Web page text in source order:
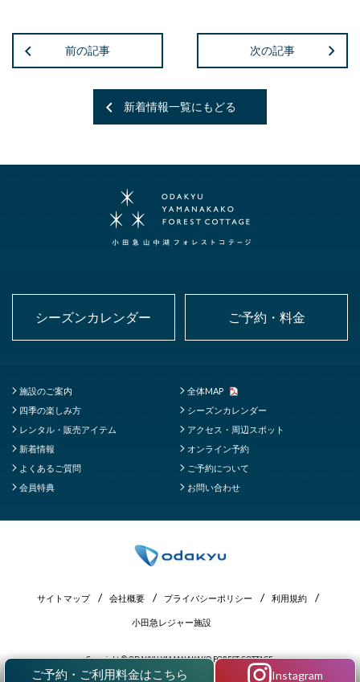
前の記事 次の記事
新着情報一覧にもどる
シーズンカレンダー ご予約・料金
施設のご案内
全体MAP
四季の楽しみ方
シーズンカレンダー
レンタル・販売アイテム
アクセス・周辺スポット
新着情報
オンライン予約
よくあるご質問
ご予約について
会員特典
お問い合わせ
サイトマップ 会社概要 プライバシーポリシー 利用規約
小田急レジャー施設
Copyright © ODAKYU YAMANAKAKO FOREST COTTAGE.
ご予約・ご利用料金はこちら Instagram